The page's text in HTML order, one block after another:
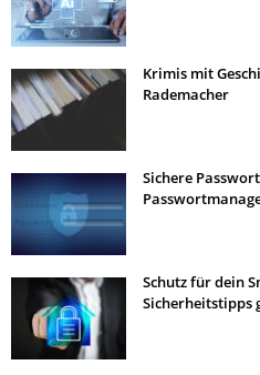
Krimis mit
Rademacher
Sichere
Schutz für dein
Sicherheitstipps